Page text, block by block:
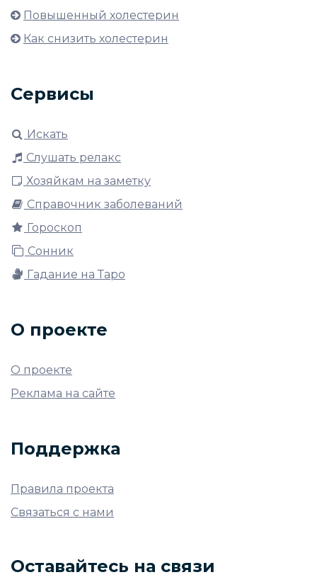
Повышенный холестерин
Как снизить холестерин
Сервисы
Искать
Слушать релакс
Хозяйкам на заметку
Справочник заболеваний
Гороскоп
Сонник
Гадание на Таро
О проекте
О проекте
Реклама на сайте
Поддержка
Правила проекта
Связаться с нами
Оставайтесь на связи